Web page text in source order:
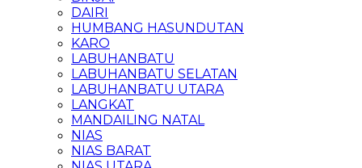
DAIRI
HUMBANG HASUNDUTAN
KARO
LABUHANBATU
LABUHANBATU SELATAN
LABUHANBATU UTARA
LANGKAT
MANDAILING NATAL
NIAS
NIAS BARAT